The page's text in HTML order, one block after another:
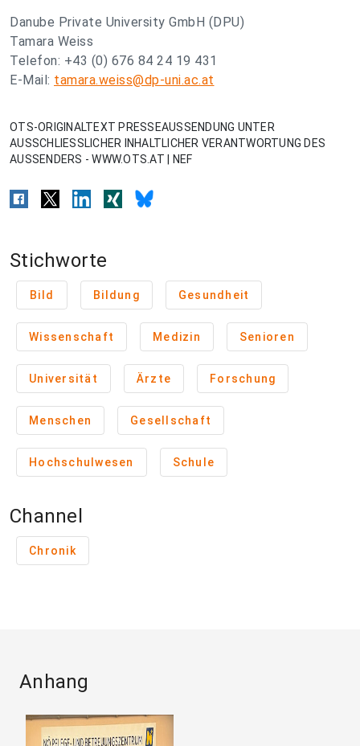
Danube Private University GmbH (DPU)
Tamara Weiss
Telefon: +43 (0) 676 84 24 19 431
E-Mail: tamara.weiss@dp-uni.ac.at
OTS-ORIGINALTEXT PRESSEAUSSENDUNG UNTER
AUSSCHLIESSLICHER INHALTLICHER VERANTWORTUNG DES
AUSSENDERS - WWW.OTS.AT | NEF
Stichworte
Bild Bildung Gesundheit
Wissenschaft Medizin Senioren
Universität Ärzte Forschung
Menschen Gesellschaft
Hochschulwesen Schule
Channel
Chronik
Anhang